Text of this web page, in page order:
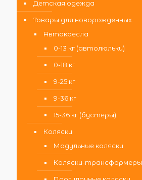
Детская одежда
Товары для новорожденных
Автокресла
0-13 кг (автолюльки)
0-18 кг
9-25 кг
9-36 кг
15-36 кг (бустеры)
Коляски
Модульные коляски
Коляски-трансформеры